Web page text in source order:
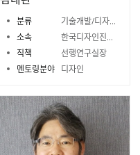
분류
기술개발/디자인/벤처캐피털
소속
한국디자인진흥원
직책
선행연구실장
멘토링분야 디자인